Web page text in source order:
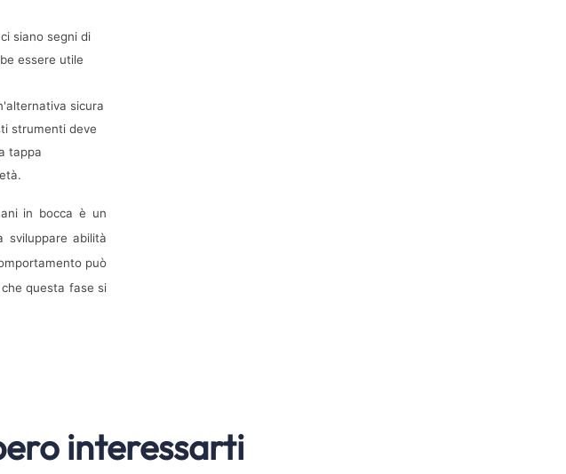
siano segni di
essere utile
sicura
strumenti deve
tappa
in bocca è un
sviluppare abilità
può
questa fase si
interessarti